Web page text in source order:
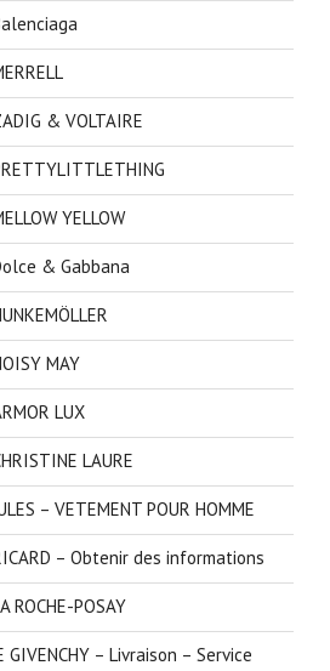
& VOLTAIRE
YELLOW
& Gabbana
MAY
LUX
LAURE
– VETEMENT POUR HOMME
– Obtenir des informations
ROCHE-POSAY
GIVENCHY – Livraison – Service